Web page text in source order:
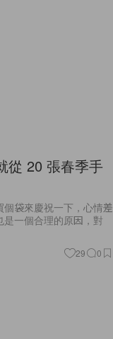
從 20 張春季手
袋來慶祝一下，心情差
一個合理的原因，對
29 0